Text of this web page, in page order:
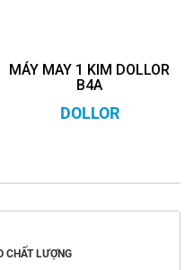
MÁY MAY 1 KIM DOLLOR
B4A
DOLLOR
CHẤT LƯỢNG